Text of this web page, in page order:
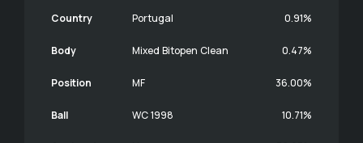
Country Portugal 0.91%
Body Mixed Bitopen Clean 0.47%
Position MF 36.00%
Ball WC 1998 10.71%